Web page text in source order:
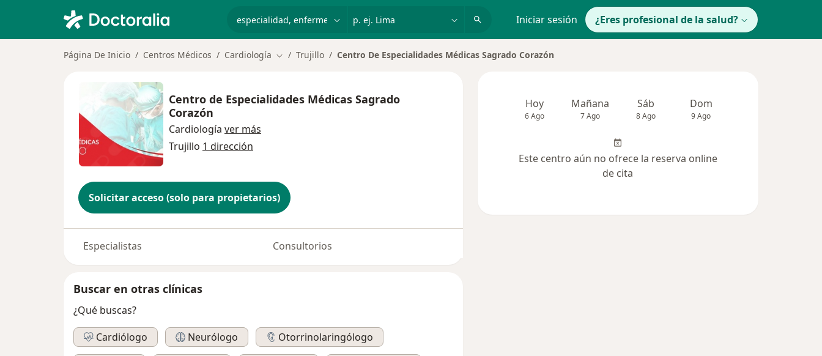
Iniciar sesión ¿Eres profesional de la salud?
Página De Inicio Centros Médicos Cardiología Cambiar de ciudad
Trujillo Centro De Especialidades Médicas Sagrado Corazón
Centro de Especialidades Médicas Sagrado
Corazón
Cardiología ver más
Trujillo 1 dirección
Solicitar acceso (solo para propietarios)
Especialistas Consultorios
Buscar en otras clínicas
¿Qué buscas?
Cardiólogo
Neurólogo
Otorrinolaringólogo
Hoy
6 Ago
Mañana
7 Ago
Sáb
8 Ago
Dom
9 Ago
Este centro aún no ofrece la reserva online
de cita